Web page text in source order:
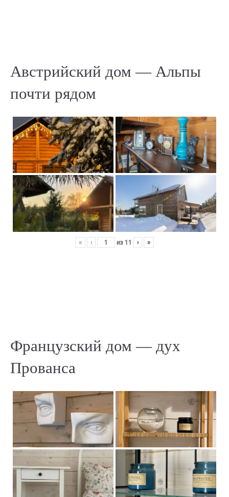
Австрийский дом — Альпы
почти рядом
« ‹ из 11 › »
Французский дом — дух
Прованса